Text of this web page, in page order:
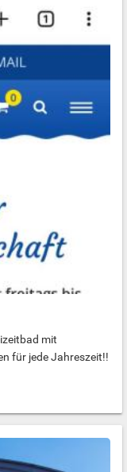
mit
für jede Jahreszeit!!